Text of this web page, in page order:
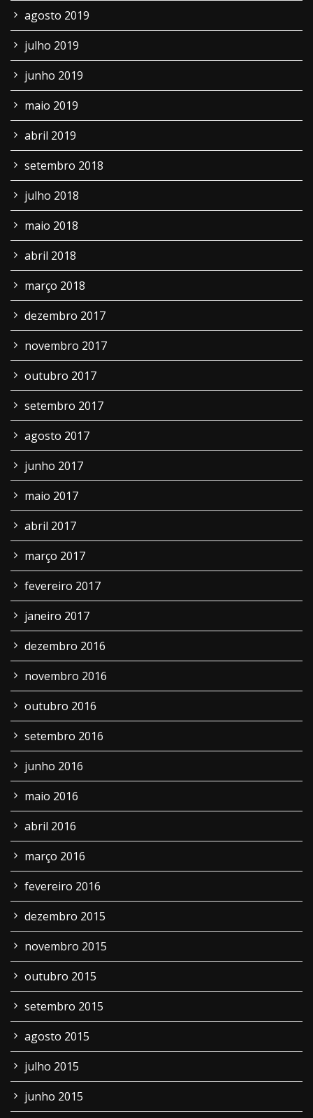
agosto 2019
julho 2019
junho 2019
maio 2019
abril 2019
setembro 2018
julho 2018
maio 2018
abril 2018
março 2018
dezembro 2017
novembro 2017
outubro 2017
setembro 2017
agosto 2017
junho 2017
maio 2017
abril 2017
março 2017
fevereiro 2017
janeiro 2017
dezembro 2016
novembro 2016
outubro 2016
setembro 2016
junho 2016
maio 2016
abril 2016
março 2016
fevereiro 2016
dezembro 2015
novembro 2015
outubro 2015
setembro 2015
agosto 2015
julho 2015
junho 2015